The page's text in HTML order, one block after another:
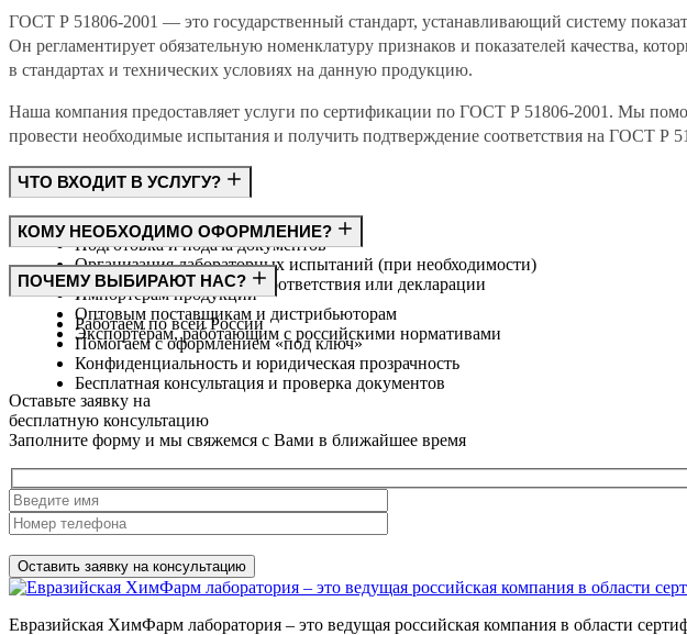
ГОСТ Р 51806-2001 — это государственный стандарт, устанавливающий систему
Он регламентирует обязательную номенклатуру признаков и показателей качества,
в стандартах и технических условиях на данную продукцию.
Наша компания предоставляет услуги по сертификации по ГОСТ Р 51806-2001. Мы
провести необходимые испытания и получить подтверждение соответствия на ГОСТ Р
ЧТО ВХОДИТ В УСЛУГУ?
Консультация по требованиям ГОСТ
Подготовка и подача документов
Организация лабораторных испытаний (при необходимости)
Получение сертификата соответствия или декларации
КОМУ НЕОБХОДИМО ОФОРМЛЕНИЕ?
Производителям
Импортёрам продукции
Оптовым поставщикам и дистрибьюторам
Экспортёрам, работающим с российскими нормативами
ПОЧЕМУ ВЫБИРАЮТ НАС?
Работаем по всей России
Помогаем с оформлением «под ключ»
Конфиденциальность и юридическая прозрачность
Бесплатная консультация и проверка документов
Оставьте заявку на
бесплатную консультацию
Заполните форму и мы свяжемся с Вами в ближайшее время
Евразийская ХимФарм лаборатория – это ведущая российская компания в области